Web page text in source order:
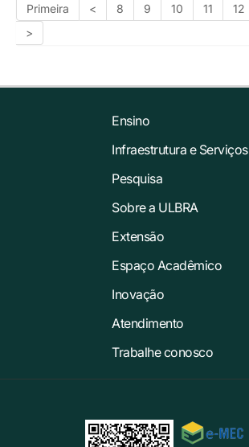
Primeira < 8 9 10 11 12
>
Ensino
Infraestrutura e Serviços
Pesquisa
Sobre a ULBRA
Extensão
Espaço Acadêmico
Inovação
Atendimento
Trabalhe conosco